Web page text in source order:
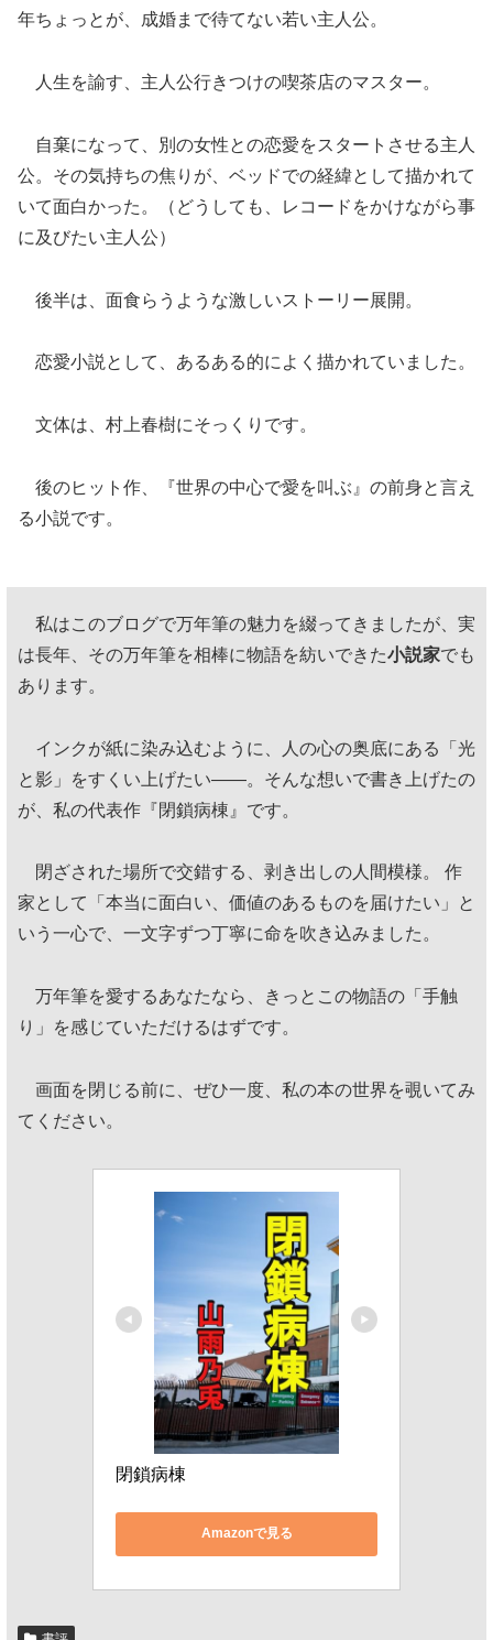
年ちょっとが、成婚まで待てない若い主人公。
人生を諭す、主人公行きつけの喫茶店のマスター。
自棄になって、別の女性との恋愛をスタートさせる主人
公。その気持ちの焦りが、ベッドでの経緯として描かれて
いて面白かった。（どうしても、レコードをかけながら事
に及びたい主人公）
後半は、面食らうような激しいストーリー展開。
恋愛小説として、あるある的によく描かれていました。
文体は、村上春樹にそっくりです。
後のヒット作、『世界の中心で愛を叫ぶ』の前身と言え
る小説です。
私はこのブログで万年筆の魅力を綴ってきましたが、実
は長年、その万年筆を相棒に物語を紡いできた小説家でも
あります。
インクが紙に染み込むように、人の心の奥底にある「光
と影」をすくい上げたい——。そんな想いで書き上げたの
が、私の代表作『閉鎖病棟』です。
閉ざされた場所で交錯する、剥き出しの人間模様。 作
家として「本当に面白い、価値のあるものを届けたい」と
いう一心で、一文字ずつ丁寧に命を吹き込みました。
万年筆を愛するあなたなら、きっとこの物語の「手触
り」を感じていただけるはずです。
画面を閉じる前に、ぜひ一度、私の本の世界を覗いてみ
てください。
閉鎖病棟
Amazonで見る